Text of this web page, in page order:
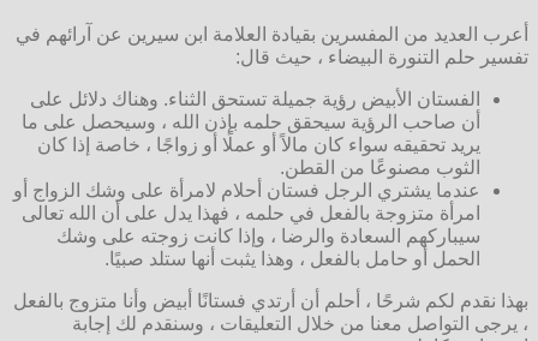
أعرب العديد من المفسرين بقيادة العلامة ابن سيرين عن آرائهم في
تفسير حلم التنورة البيضاء ، حيث قال:
الفستان الأبيض رؤية جميلة تستحق الثناء. وهناك دلائل على
أن صاحب الرؤية سيحقق حلمه بإذن الله ، وسيحصل على ما
يريد تحقيقه سواء كان مالاً أو عملًا أو زواجًا ، خاصة إذا كان
الثوب مصنوعًا من القطن.
عندما يشتري الرجل فستان أحلام لامرأة على وشك الزواج أو
امرأة متزوجة بالفعل في حلمه ، فهذا يدل على أن الله تعالى
سيباركهم السعادة والرضا ، وإذا كانت زوجته على وشك
الحمل أو حامل بالفعل ، وهذا يثبت أنها ستلد صبيًا.
بهذا نقدم لكم شرحًا ، أحلم أن أرتدي فستانًا أبيض وأنا متزوج بالفعل
، يرجى التواصل معنا من خلال التعليقات ، وسنقدم لك إجابة